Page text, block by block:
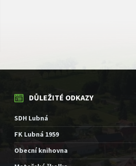
DŮLEŽITÉ ODKAZY
SDH Lubná
FK Lubná 1959
Obecní knihovna